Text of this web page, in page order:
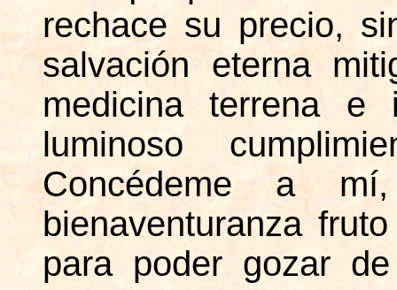
rechace su precio,
salvación eterna
medicina terrena
luminoso
Concédeme a
bienaventuranza
para poder gozar